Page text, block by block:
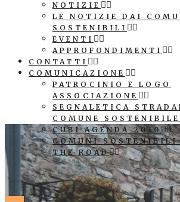
NOTIZIE
LE NOTIZIE DAI
SOSTENIBILI
EVENTI
APPROFONDIMENTI
CONTATTI
COMUNICAZIONE
PATROCINIO E LOGO
ASSOCIAZIONE
SEGNALETICA
COMUNE SOSTENIBILE
CUBI AGENDA 2030
COMUNI SOSTENIBILI
THE ROAD